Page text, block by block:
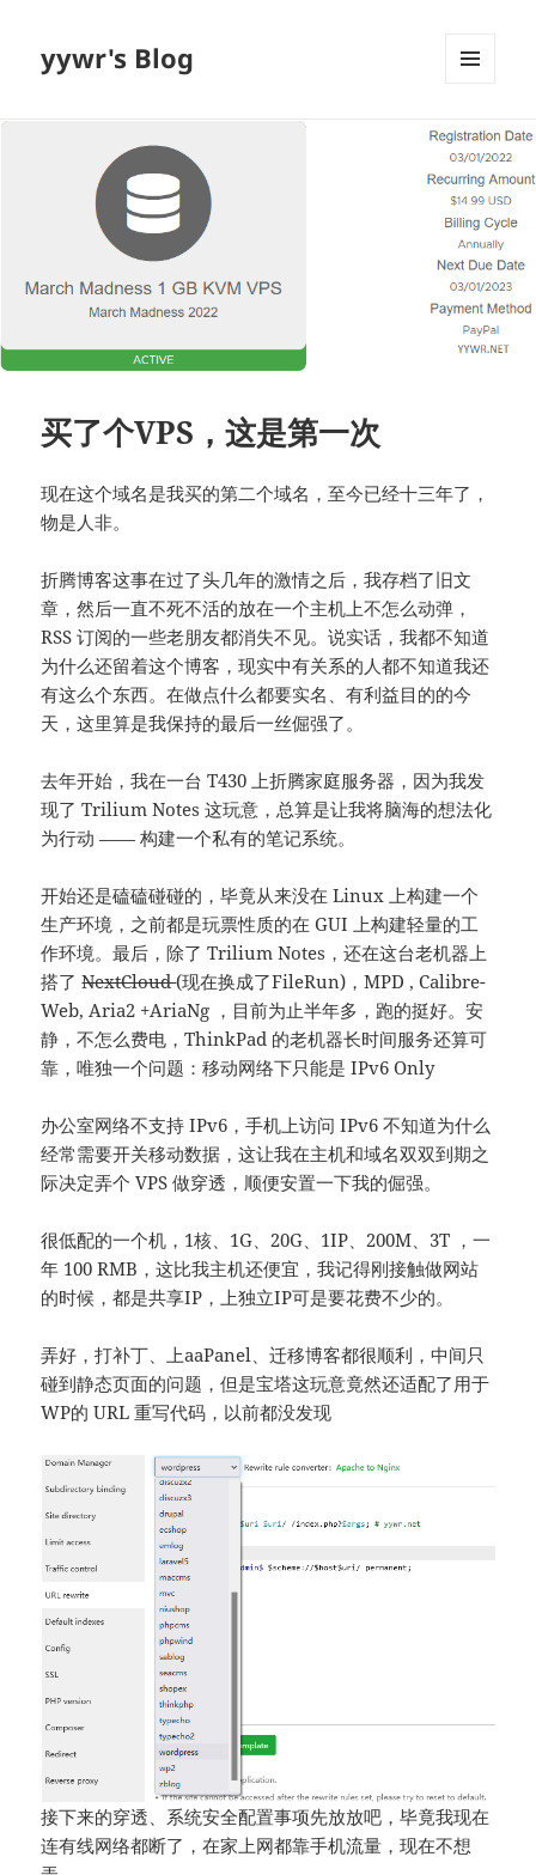
yywr's Blog
WIDGETS
买了个VPS，这是第一次
现在这个域名是我买的第二个域名，至今已经十三年了，
物是人非。
折腾博客这事在过了头几年的激情之后，我存档了旧文
章，然后一直不死不活的放在一个主机上不怎么动弹，
RSS 订阅的一些老朋友都消失不见。说实话，我都不知道
为什么还留着这个博客，现实中有关系的人都不知道我还
有这么个东西。在做点什么都要实名、有利益目的的今
天，这里算是我保持的最后一丝倔强了。
去年开始，我在一台 T430 上折腾家庭服务器，因为我发
现了 Trilium Notes 这玩意，总算是让我将脑海的想法化
为行动 —— 构建一个私有的笔记系统。
开始还是磕磕碰碰的，毕竟从来没在 Linux 上构建一个
生产环境，之前都是玩票性质的在 GUI 上构建轻量的工
作环境。最后，除了 Trilium Notes，还在这台老机器上
搭了NextCloud(现在换成了FileRun)，MPD , Calibre-
Web, Aria2 +AriaNg ，目前为止半年多，跑的挺好。安
静，不怎么费电，ThinkPad 的老机器长时间服务还算可
靠，唯独一个问题：移动网络下只能是 IPv6 Only
办公室网络不支持 IPv6，手机上访问 IPv6 不知道为什么
经常需要开关移动数据，这让我在主机和域名双双到期之
际决定弄个 VPS 做穿透，顺便安置一下我的倔强。
很低配的一个机，1核、1G、20G、1IP、200M、3T ，一
年 100 RMB，这比我主机还便宜，我记得刚接触做网站
的时候，都是共享IP，上独立IP可是要花费不少的。
弄好，打补丁、上aaPanel、迁移博客都很顺利，中间只
碰到静态页面的问题，但是宝塔这玩意竟然还适配了用于
WP的 URL 重写代码，以前都没发现
接下来的穿透、系统安全配置事项先放放吧，毕竟我现在
连有线网络都断了，在家上网都靠手机流量，现在不想